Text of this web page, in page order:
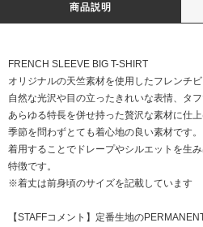
商品説明
FRENCH SLEEVE BIG T-SHIRT
オリジナルの天竺素材を使用したフレンチビ
自然な光沢や目の立ったきれいな表情、タ
あらゆる特長を併せ持った贅沢な素材に仕上
季節を問わずとても着心地の良い素材です。
着用することでドレープやシルエットを生
特徴です。
※着丈は前身頃のサイズを記載しています
【STAFFコメント】定番生地の